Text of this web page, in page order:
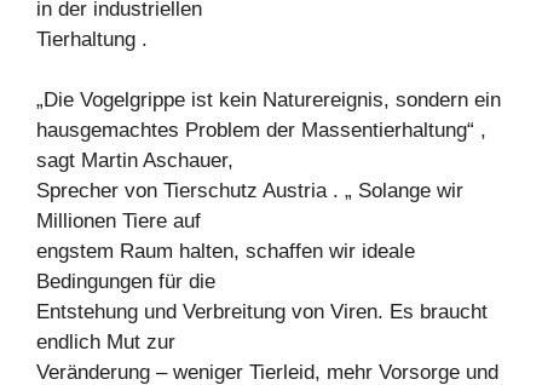
in der industriellen
Tierhaltung .
„Die Vogelgrippe ist kein Naturereignis, sondern ein
hausgemachtes Problem der Massentierhaltung“ ,
sagt Martin Aschauer,
Sprecher von Tierschutz Austria . „ Solange wir
Millionen Tiere auf
engstem Raum halten, schaffen wir ideale
Bedingungen für die
Entstehung und Verbreitung von Viren. Es braucht
endlich Mut zur
Veränderung – weniger Tierleid, mehr Vorsorge und